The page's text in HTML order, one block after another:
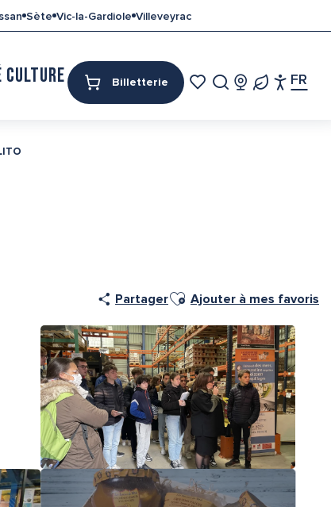
Billetterie FR
Sète Vic-la-Gardiole Villeveyrac
CULTURE MON SÉJOUR
PartagerAjouter aux favoris
Ajouter à mes favoris